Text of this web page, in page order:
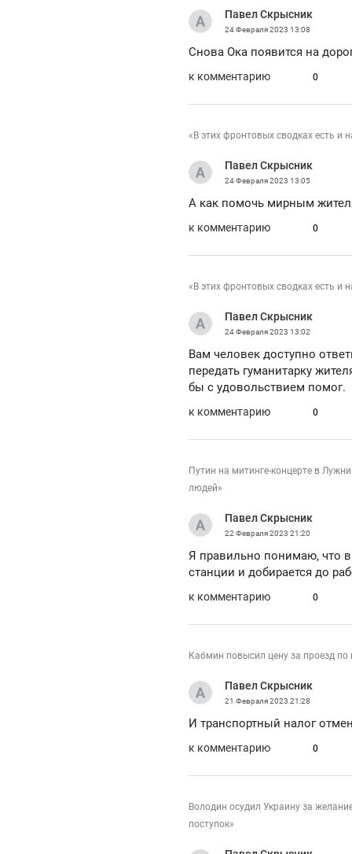
Павел Скрысник
24 Февраля 2023 13:08
Снова Ока появится на
к комментарию 0
«В этих фронтовых сводках есть и
Павел Скрысник
24 Февраля 2023 13:05
А как помочь мирным
к комментарию 0
«В этих фронтовых сводках есть и
Павел Скрысник
24 Февраля 2023 13:02
Вам человек доступно
передать гуманитарку
бы с удовольствием помог.
к комментарию 0
Путин на митинге-концерте в
людей»
Павел Скрысник
22 Февраля 2023 21:20
Я правильно понимаю, что
станции и добирается до
к комментарию 0
Кабмин повысил цену за проезд
Павел Скрысник
21 Февраля 2023 21:28
И транспортный налог
к комментарию 0
Володин осудил Украину за
поступок»